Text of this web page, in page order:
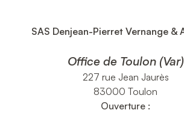
SAS Denjean-Pierret Vernange &
Office de Toulon (Var)
227 rue Jean Jaurès
83000 Toulon
Ouverture :